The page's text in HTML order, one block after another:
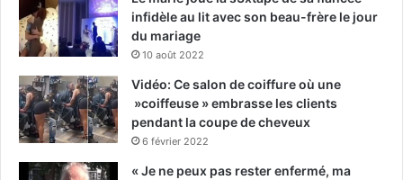
infidèle au lit avec son beau-frère le jour
du mariage
10 août 2022
Vidéo: Ce salon de coiffure où une
»coiffeuse » embrasse les clients
pendant la coupe de cheveux
6 février 2022
« Je ne peux pas rester enfermé, ma